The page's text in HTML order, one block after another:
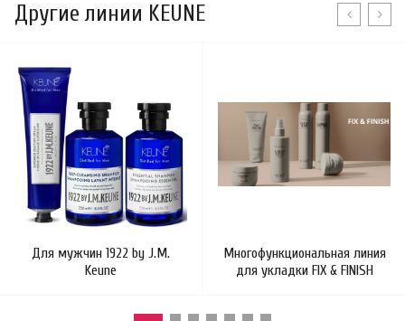
Другие линии KEUNE
Для мужчин 1922 by J.M.
Keune
Многофункциональная линия
для укладки FIX & FINISH